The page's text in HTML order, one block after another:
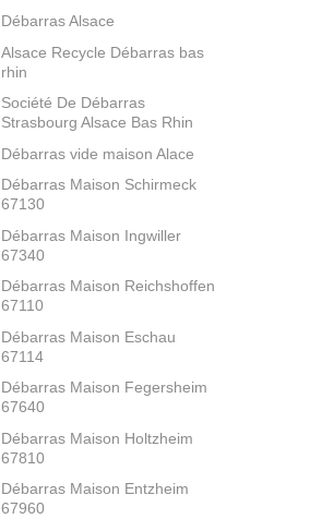
Débarras Alsace
Alsace Recycle Débarras bas
rhin
Société De Débarras
Strasbourg Alsace Bas Rhin
Débarras vide maison Alace
Débarras Maison Schirmeck
67130
Débarras Maison Ingwiller
67340
Débarras Maison Reichshoffen
67110
Débarras Maison Eschau
67114
Débarras Maison Fegersheim
67640
Débarras Maison Holtzheim
67810
Débarras Maison Entzheim
67960